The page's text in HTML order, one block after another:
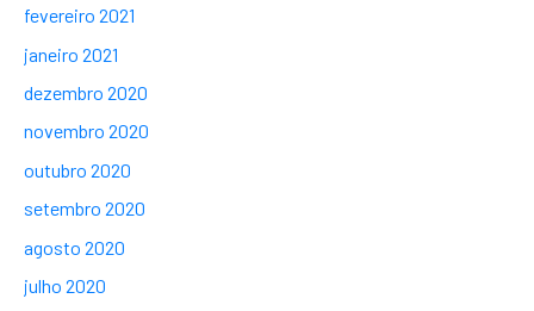
fevereiro 2021
janeiro 2021
dezembro 2020
novembro 2020
outubro 2020
setembro 2020
agosto 2020
julho 2020